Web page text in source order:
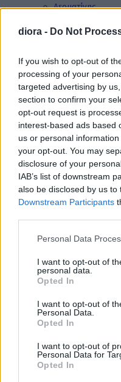
diora - Do Not
If you wish to opt-out of
processing of your
targeted advertising by
section to confirm your
opt-out request is
interest-based ads based
us or personal
your opt-out. You may
disclosure of your
IAB’s list of downstream
also be disclosed by us to
Downstream Participants
Please note that this
not limited to your visit or
grant or deny consent to
use your data for below
consent section.
Personal Data
I want to opt-out of
personal data.
Opted In
I want to opt-out of
Personal Data.
Opted In
I want to opt-out of
Personal Data for
Opted In
Δερματίνης
Τζιν
Φούστες
Πουκάμισα
Μπλούζες
Διάφορες
Μάλλινες
Πλεκτές
Φούτερ Μπλούζες
Φορμές
Βελουτέ Φόρμες
Διάφορες Φόρμες
Φούτερ Φορμές
XL Μεγέθη
Πανωφόρια
STOCKΗΟΤ
Κοσμήματα
Βραχιόλια
Δαχτυλίδια
Κολιέ
ΔΩΡΕΑΝ ΜΕΤΑΦΟΡΙΚΑ
ΕΛΛΑΔΑ
Αρχική σελίδαΚατάστημα
Δεν βρέθηκε κανένα προϊόν